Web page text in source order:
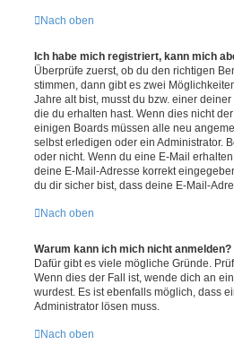
Nach oben
Ich habe mich registriert, kann mich
Überprüfe zuerst, ob du den richtigen
stimmen, dann gibt es zwei
Jahre alt bist, musst du bzw. einer
die du erhalten hast. Wenn dies nicht
einigen Boards müssen alle neu
selbst erledigen oder ein Administrator.
oder nicht. Wenn du eine E-Mail
deine E-Mail-Adresse korrekt
du dir sicher bist, dass deine E-Mail-
Nach oben
Warum kann ich mich nicht anmelden?
Dafür gibt es viele mögliche Gründe.
Wenn dies der Fall ist, wende dich an
wurdest. Es ist ebenfalls möglich, dass
Administrator lösen muss.
Nach oben